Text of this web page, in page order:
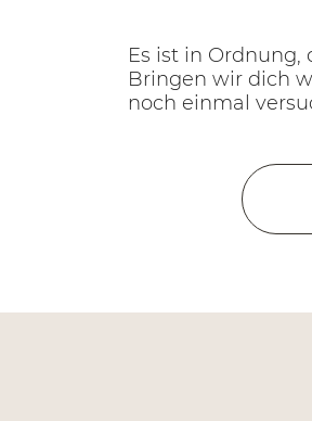
Es ist in Ordnung,
Bringen wir dich
noch einmal